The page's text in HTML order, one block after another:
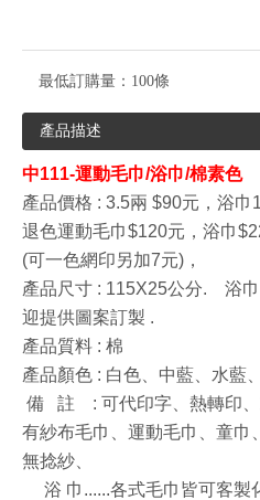
最低訂購量： 100條
產品描述
中111-運動毛巾/浴巾/棉素色
產品價格 : 3.5兩 $90元，浴
退色運動毛巾$120元，浴巾
(可一色網印另加7元)，
產品尺寸 : 115X25公分. 浴
迎提供圖案訂製 .
產品質料 : 棉
產品顏色 : 白色、中藍、水藍
備 註 : 可代印字、熱轉印
有紗布毛巾、運動毛巾、童巾
無捻紗、
浴 巾......各式毛巾皆可客製